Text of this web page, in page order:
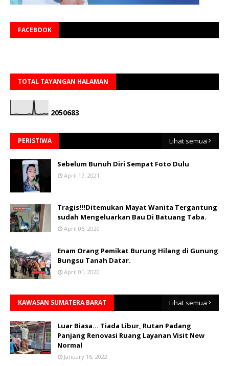
FACEBOOK
TOTAL TAYANGAN HALAMAN
2050683
PERISTIWA Lihat semua
Sebelum Bunuh Diri Sempat Foto Dulu
April 17, 2021
Tragis!!!Ditemukan Mayat Wanita Tergantung
sudah Mengeluarkan Bau Di Batuang Taba.
April 06, 2020
Enam Orang Pemikat Burung Hilang di Gunung
Bungsu Tanah Datar.
April 01, 2020
KAWASAN SUMATERA BARAT Lihat semua
Luar Biasa... Tiada Libur, Rutan Padang
Panjang Renovasi Ruang Layanan Visit New
Normal
January 16, 2022